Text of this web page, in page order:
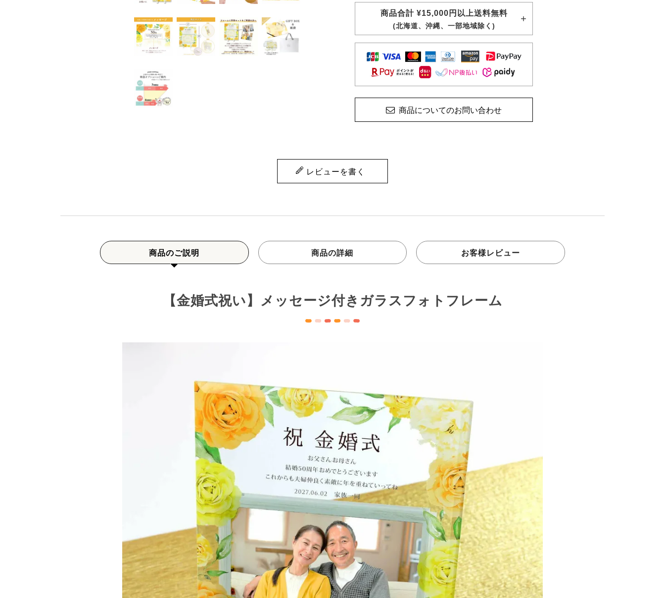
商品合計 ¥15,000円以上送料無料
(北海道、沖縄、一部地域除く)
商品についてのお問い合わせ
レビューを書く
商品のご説明 商品の詳細 お客様レビュー
【金婚式祝い】メッセージ付き ガラスフォトフレーム